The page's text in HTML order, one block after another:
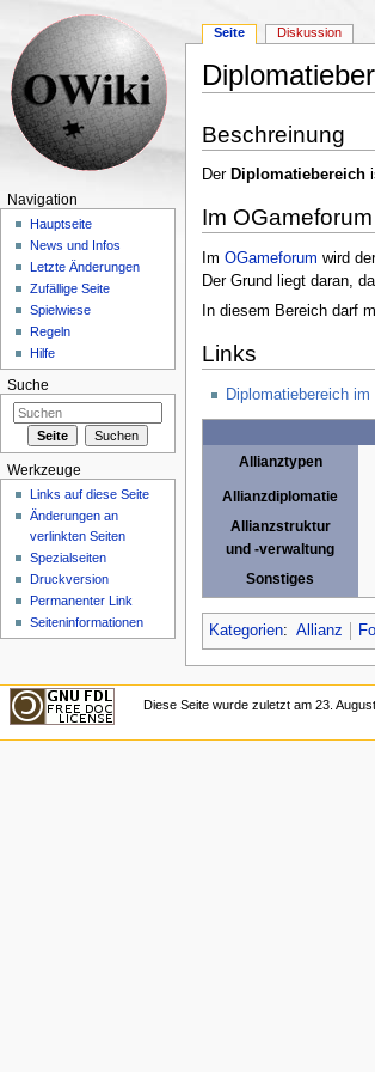
Beschreinung
Der Diplomatiebereich
Im OGameforum
Im OGameforum wird
Der Grund liegt daran,
In diesem Bereich darf
Links
Diplomatiebereich im
Allianztypen
Allianzdiplomatie
Allianzstruktur
und -verwaltung
Sonstiges
Kategorien: Allianz
Seite Diskussion
Navigation
Hauptseite
News und Infos
Letzte Änderungen
Zufällige Seite
Spielwiese
Regeln
Hilfe
Suche
Werkzeuge
Links auf diese Seite
Änderungen an
verlinkten Seiten
Spezialseiten
Druckversion
Permanenter Link
Seiteninformationen
Diese Seite wurde zuletzt am 23.